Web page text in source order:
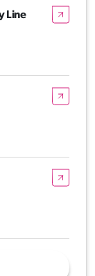
Line